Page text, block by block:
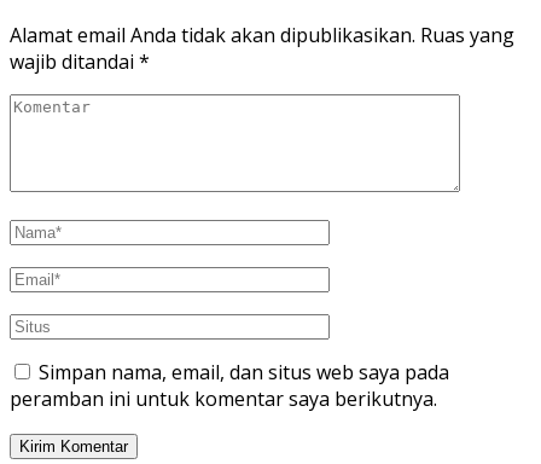
Alamat email Anda tidak akan dipublikasikan. Ruas yang
wajib ditandai *
Simpan nama, email, dan situs web saya pada
peramban ini untuk komentar saya berikutnya.